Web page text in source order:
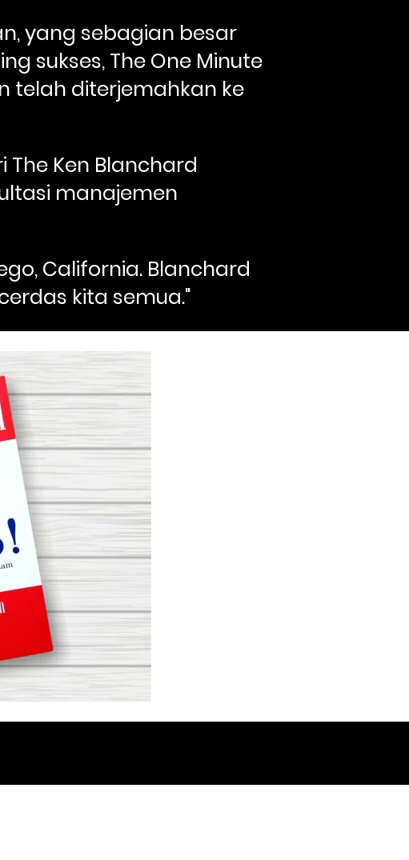
yang sebagian besar
sukses, The One Minute
telah diterjemahkan ke
Ken Blanchard
manajemen
California. Blanchard
kita semua."